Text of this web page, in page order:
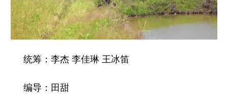
统筹：李杰 李佳琳 王冰笛
编导：田甜